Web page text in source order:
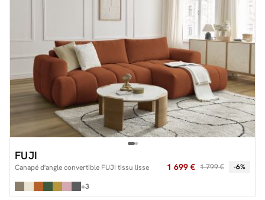
FUJI
Canapé d'angle convertible FUJI tissu lisse 1 699 € 1 799 € -6%
+3